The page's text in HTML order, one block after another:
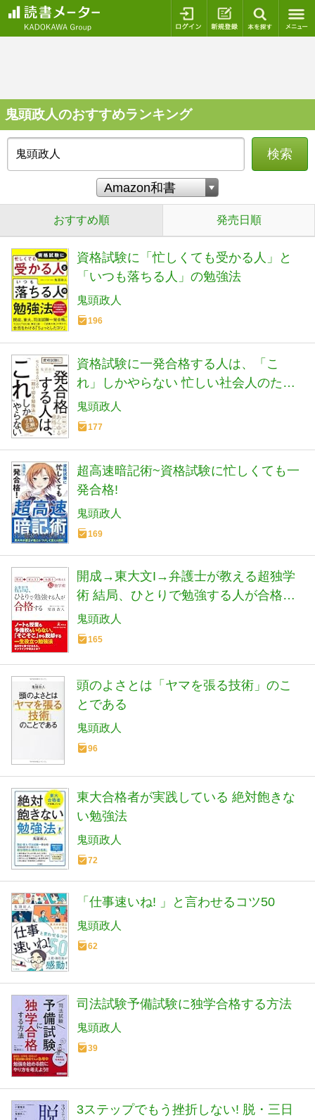
ログイン 新規登録
鬼頭政人のおすすめランキング
検索
おすすめ順 発売日順
資格試験に「忙しくても受かる人」と
「いつも落ちる人」の勉強法
鬼頭政人
196
資格試験に一発合格する人は、「こ
れ」しかやらない 忙しい社会人のため
の「割り切る勉強法」
鬼頭政人
177
超高速暗記術~資格試験に忙しくても一
発合格!
鬼頭政人
169
開成→東大文I→弁護士が教える超独学
術 結局、ひとりで勉強する人が合格す
る
鬼頭政人
165
頭のよさとは「ヤマを張る技術」のこ
とである
鬼頭政人
96
東大合格者が実践している 絶対飽きな
い勉強法
鬼頭政人
72
「仕事速いね! 」と言わせるコツ50
鬼頭政人
62
司法試験予備試験に独学合格する方法
鬼頭政人
39
3ステップでもう挫折しない! 脱・三日